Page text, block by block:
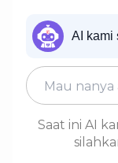
AI kami
Saat ini AI